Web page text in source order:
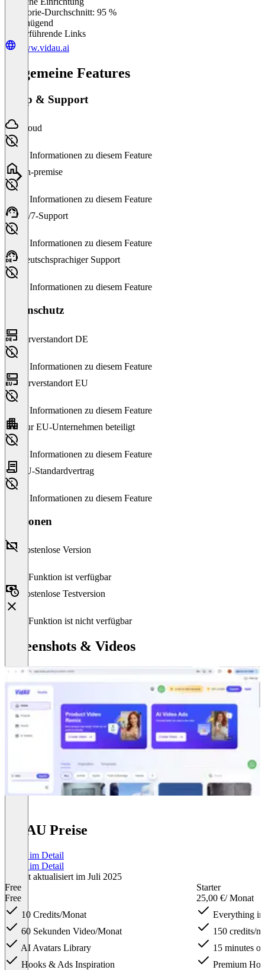
Kategorie-Durchschnitt: 95 %
Ungenügend
Weiterführende Links
www.vidau.ai
Allgemeine Features
Setup & Support
Cloud
Keine Informationen zu diesem Feature
On-premise
Keine Informationen zu diesem Feature
24/7-Support
Keine Informationen zu diesem Feature
Deutschsprachiger Support
Keine Informationen zu diesem Feature
Datenschutz
Serverstandort DE
Keine Informationen zu diesem Feature
Serverstandort EU
Keine Informationen zu diesem Feature
Nur EU-Unternehmen beteiligt
Keine Informationen zu diesem Feature
EU-Standardvertrag
Keine Informationen zu diesem Feature
Versionen
Kostenlose Version
Diese Funktion ist verfügbar
Kostenlose Testversion
Diese Funktion ist nicht verfügbar
Screenshots & Videos
VidAU Preise
Preise im Detail
Preise im Detail
Zuletzt aktualisiert im Juli 2025
Free
Free
10 Credits/Monat
60 Sekunden Video/Monat
AI Avatars Library
Hooks & Ads Inspiration
Starter
25,00 €/ Monat
Everything in
150 credits/
15 minutes
Premium